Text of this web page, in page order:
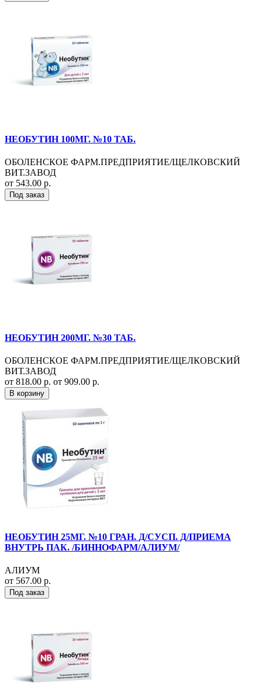
НЕОБУТИН 100МГ. №10 ТАБ.
ОБОЛЕНСКОЕ ФАРМ.ПРЕДПРИЯТИЕ/ЩЕЛКОВСКИЙ
ВИТ.ЗАВОД
от 543.00 р.
Под заказ
НЕОБУТИН 200МГ. №30 ТАБ.
ОБОЛЕНСКОЕ ФАРМ.ПРЕДПРИЯТИЕ/ЩЕЛКОВСКИЙ
ВИТ.ЗАВОД
от 818.00 р. от 909.00 р.
В корзину
НЕОБУТИН 25МГ. №10 ГРАН. Д/СУСП. Д/ПРИЕМА
ВНУТРЬ ПАК. /БИННОФАРМ/АЛИУМ/
АЛИУМ
от 567.00 р.
Под заказ